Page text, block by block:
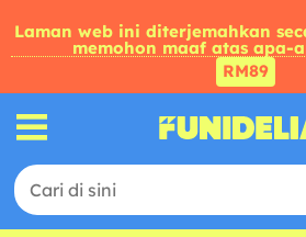
Laman web ini diterjemahkan
memohon maaf atas apa-
RM89